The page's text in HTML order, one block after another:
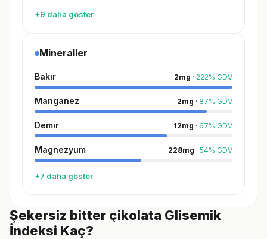
+9 daha göster
Mineraller
Bakır 2mg · 222% GDV
Manganez 2mg · 87% GDV
Demir 12mg · 67% GDV
Magnezyum 228mg · 54% GDV
+7 daha göster
Şekersiz bitter çikolata Glisemik
İndeksi Kaç?